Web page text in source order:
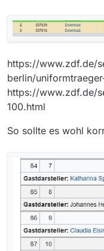
https://www.zdf.de/
berlin/
https://www.zdf.de/
100.html
So sollte es wohl